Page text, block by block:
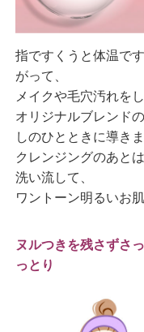
指ですくうと体温で
がって、
メイクや毛穴汚れを
オリジナルブレンド
しのひとときに導きま
クレンジングのあと
洗い流して、
ワントーン明るいお
ヌルつきを残さずさ
っとり